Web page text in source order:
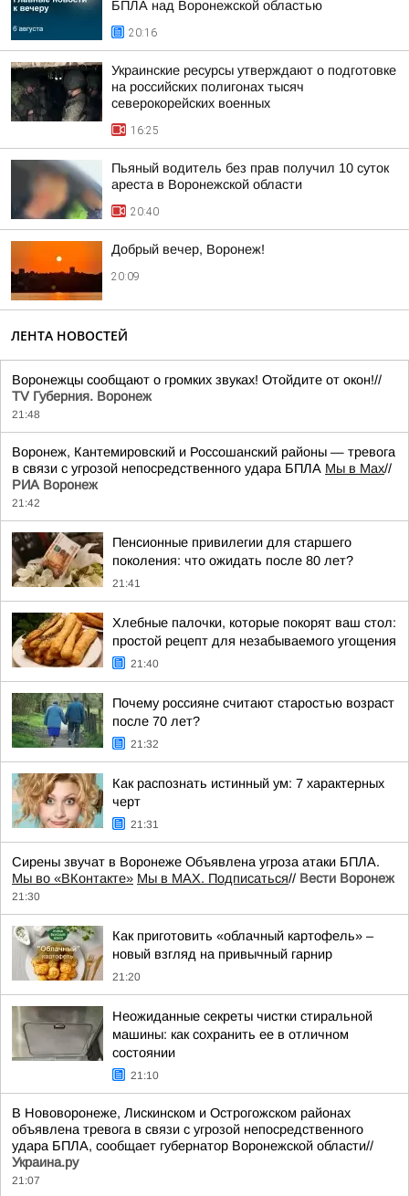
БПЛА над Воронежской областью
20:16
Украинские ресурсы утверждают о подготовке
на российских полигонах тысяч
северокорейских военных
16:25
Пьяный водитель без прав получил 10 суток
ареста в Воронежской области
20:40
Добрый вечер, Воронеж!
20:09
ЛЕНТА НОВОСТЕЙ
Воронежцы сообщают о громких звуках! Отойдите от окон!//
TV Губерния. Воронеж
21:48
Воронеж, Кантемировский и Россошанский районы — тревога
в связи с угрозой непосредственного удара БПЛА Мы в Мах//
РИА Воронеж
21:42
Пенсионные привилегии для старшего
поколения: что ожидать после 80 лет?
21:41
Хлебные палочки, которые покорят ваш стол:
простой рецепт для незабываемого угощения
21:40
Почему россияне считают старостью возраст
после 70 лет?
21:32
Как распознать истинный ум: 7 характерных
черт
21:31
Сирены звучат в Воронеже Объявлена угроза атаки БПЛА.
Мы во «ВКонтакте» Мы в MAX. Подписаться// Вести Воронеж
21:30
Как приготовить «облачный картофель» –
новый взгляд на привычный гарнир
21:20
Неожиданные секреты чистки стиральной
машины: как сохранить ее в отличном
состоянии
21:10
В Нововоронеже, Лискинском и Острогожском районах
объявлена тревога в связи с угрозой непосредственного
удара БПЛА, сообщает губернатор Воронежской области//
Украина.ру
21:07